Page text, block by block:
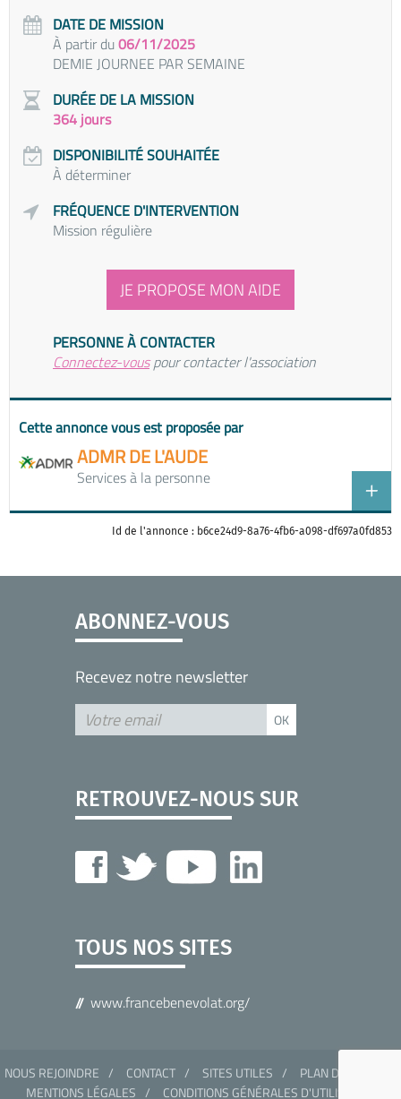
DATE DE MISSION
À partir du06/11/2025
DEMIE JOURNEE PAR SEMAINE
DURÉE DE LA MISSION
364 jours
DISPONIBILITÉ SOUHAITÉE
À déterminer
FRÉQUENCE D'INTERVENTION
Mission régulière
JE PROPOSE MON AIDE
PERSONNE À CONTACTER
Connectez-vouspour contacter l'association
Cette annonce vous est proposée par
ADMR DE L'AUDE
Services à la personne
Id de l'annonce : b6ce24d9-8a76-4fb6-a098-df697a0fd853
ABONNEZ-VOUS
Recevez notre newsletter
RETROUVEZ-NOUS SUR
TOUS NOS SITES
www.francebenevolat.org/
NOUS REJOINDRE CONTACT SITES UTILES
PLAN DU SITE
MENTIONS LÉGALES
CONDITIONS GÉNÉRALES D'UTILISATION